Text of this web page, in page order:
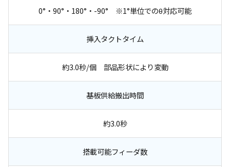
0°・90°・180°・-90° ※1°単位でのθ対応可能
挿入タクトタイム
約3.0秒/個 部品形状により変動
基板供給搬出時間
約3.0秒
搭載可能フィーダ数